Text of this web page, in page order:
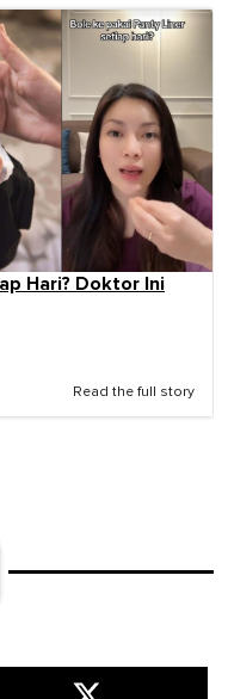
Hari? Doktor Ini
Read the full story